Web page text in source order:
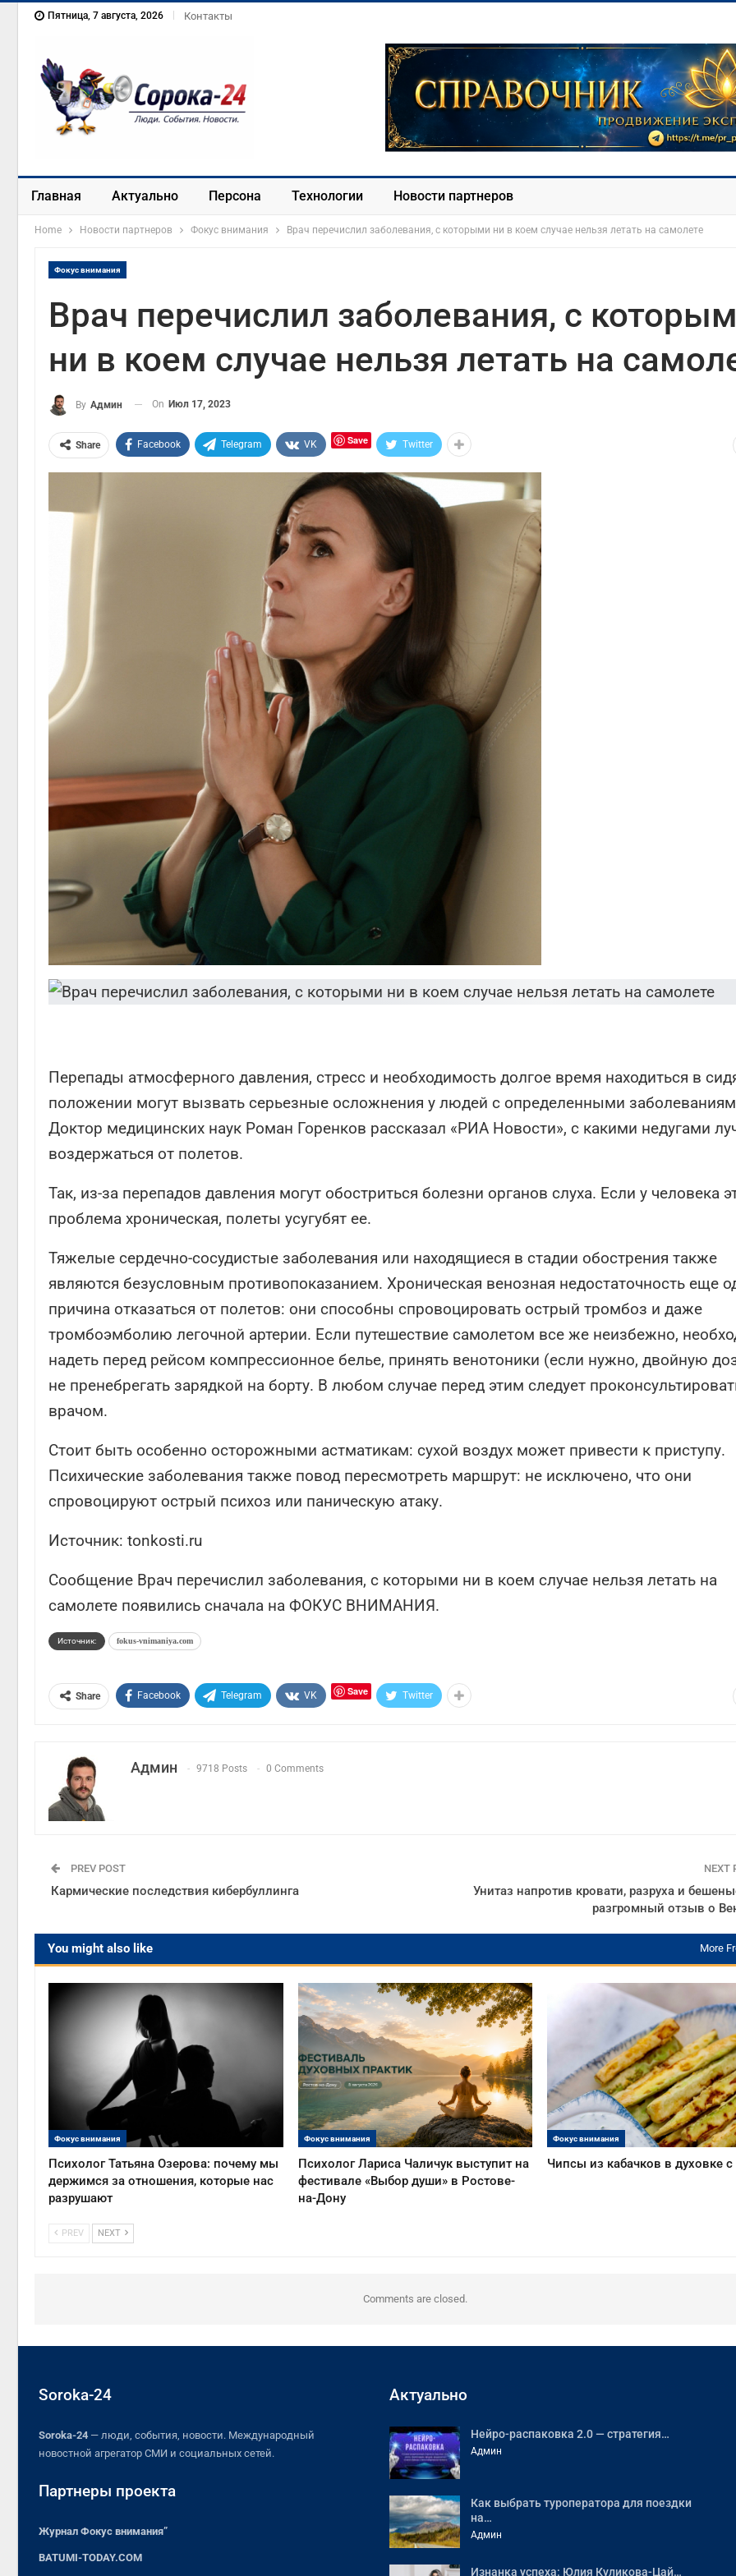
Пятница, 7 августа, 2026 Контакты
Главная Актуально Персона Технологии Новости партнеров
Home Новости партнеров Фокус внимания Врач перечислил заболевания, с которыми ни в коем случае нельзя летать на самолете
Фокус внимания
Врач перечислил заболевания, с
ни в коем случае нельзя летать на
By Админ On Июл 17, 2023
Share Facebook Telegram VK Save Twitter
Перепады атмосферного давления, стресс и необходимость долгое время находиться в
положении могут вызвать серьезные осложнения у людей с определенными
Доктор медицинских наук Роман Горенков рассказал «РИА Новости», с какими недугами
воздержаться от полетов.
Так, из-за перепадов давления могут обостриться болезни органов слуха. Если у человека
проблема хроническая, полеты усугубят ее.
Тяжелые сердечно-сосудистые заболевания или находящиеся в стадии обострения также
являются безусловным противопоказанием. Хроническая венозная недостаточность еще
причина отказаться от полетов: они способны спровоцировать острый тромбоз и даже
тромбоэмболию легочной артерии. Если путешествие самолетом все же неизбежно,
надеть перед рейсом компрессионное белье, принять венотоники (если нужно, двойную
не пренебрегать зарядкой на борту. В любом случае перед этим следует
врачом.
Стоит быть особенно осторожными астматикам: сухой воздух может привести к приступу.
Психические заболевания также повод пересмотреть маршрут: не исключено, что они
спровоцируют острый психоз или паническую атаку.
Источник: tonkosti.ru
Сообщение Врач перечислил заболевания, с которыми ни в коем случае нельзя летать на
самолете появились сначала на ФОКУС ВНИМАНИЯ.
Источник: fokus-vnimaniya.com
Share Facebook Telegram VK Save Twitter
Админ 9718 Posts 0 Comments
PREV POST
Кармические последствия кибербуллинга
NEXT
Унитаз напротив кровати, разруха и
разгромный отзыв о
You might also like More
Фокус внимания
Психолог Татьяна Озерова: почему мы
держимся за отношения, которые нас
разрушают
Фокус внимания
Психолог Лариса Чаличук выступит на
фестивале «Выбор души» в Ростове-
на-Дону
Фокус внимания
Чипсы из кабачков в духовке
PREV NEXT
Comments are closed.
Soroka-24
Soroka-24 — люди, события, новости. Международный
новостной агрегатор СМИ и социальных сетей.
Партнеры проекта
Журнал Фокус внимания”
BATUMI-TODAY.COM
Актуально
Нейро-распаковка 2.0 — стратегия…
Админ
Как выбрать туроператора для поездки
на…
Админ
Изнанка успеха: Юлия Куликова-Цай…